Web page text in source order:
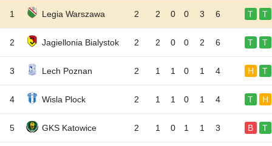
1 Legia Warszawa 2 2 0 0 3 6 T T
2 Jagiellonia Bialystok 2 2 0 0 2 6 T T
3 Lech Poznan 2 1 1 0 1 4 H T
4 Wisla Plock 2 1 1 0 1 4 T H
5 GKS Katowice 2 1 0 1 1 3 B T